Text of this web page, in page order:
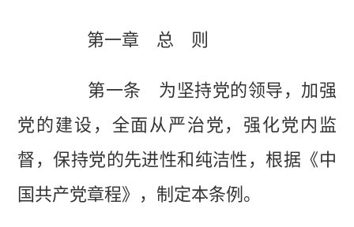
第一章 总 则
第一条 为坚持党的领导，加强
党的建设，全面从严治党，强化党内监
督，保持党的先进性和纯洁性，根据《中
国共产党章程》，制定本条例。